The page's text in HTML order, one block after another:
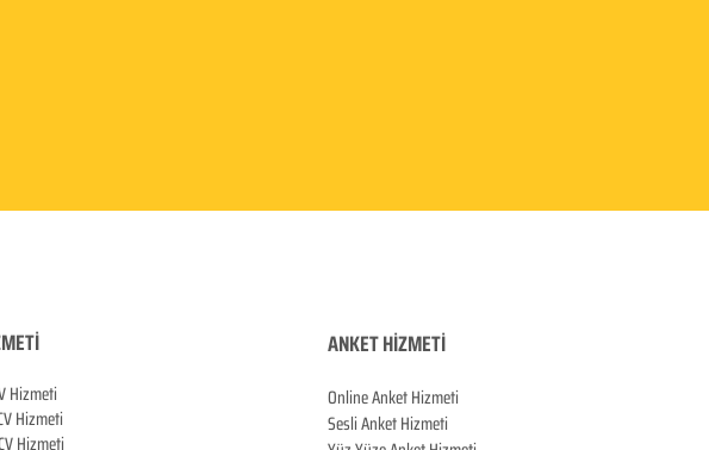
Hizmeti
Hizmeti
ANKET HİZMETİ
Online Anket Hizmeti
Sesli Anket Hizmeti